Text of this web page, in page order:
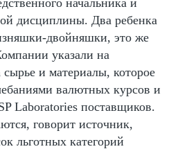
дисциплины. Два ребенка
двойняшки, это же
указали на
и материалы, которое
валютных курсов и
Laboratories поставщиков.
говорит источник,
льготных категорий